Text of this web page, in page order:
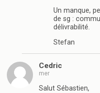
Un manque,
de sg :
délivrabilité.
Stefan
Cedric
mer
Salut Sébastien,